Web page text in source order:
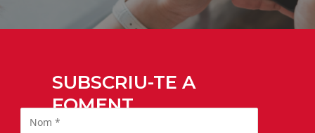
SUBSCRIU-TE A
FOMENT